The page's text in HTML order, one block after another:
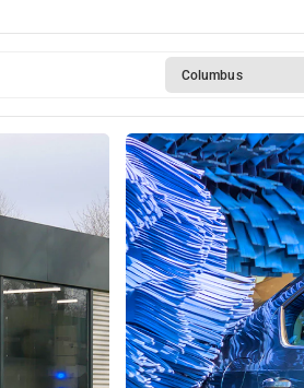
Columbus